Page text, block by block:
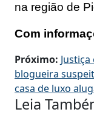
na região de
Com
Próximo:
blogueira
casa de luxo
Leia